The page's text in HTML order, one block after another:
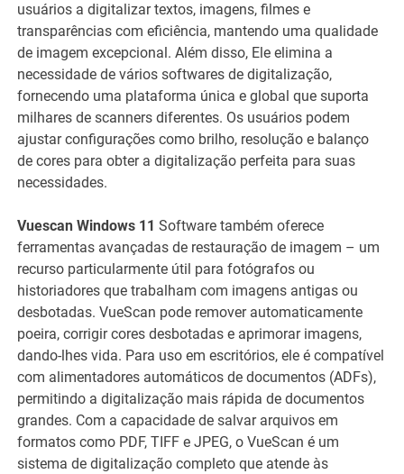
usuários a digitalizar textos, imagens, filmes e
transparências com eficiência, mantendo uma qualidade
de imagem excepcional. Além disso, Ele elimina a
necessidade de vários softwares de digitalização,
fornecendo uma plataforma única e global que suporta
milhares de scanners diferentes. Os usuários podem
ajustar configurações como brilho, resolução e balanço
de cores para obter a digitalização perfeita para suas
necessidades.
Vuescan Windows 11​ Software também oferece
ferramentas avançadas de restauração de imagem – um
recurso particularmente útil para fotógrafos ou
historiadores que trabalham com imagens antigas ou
desbotadas. VueScan pode remover automaticamente
poeira, corrigir cores desbotadas e aprimorar imagens,
dando-lhes vida. Para uso em escritórios, ele é compatível
com alimentadores automáticos de documentos (ADFs),
permitindo a digitalização mais rápida de documentos
grandes. Com a capacidade de salvar arquivos em
formatos como PDF, TIFF e JPEG, o VueScan é um
sistema de digitalização completo que atende às